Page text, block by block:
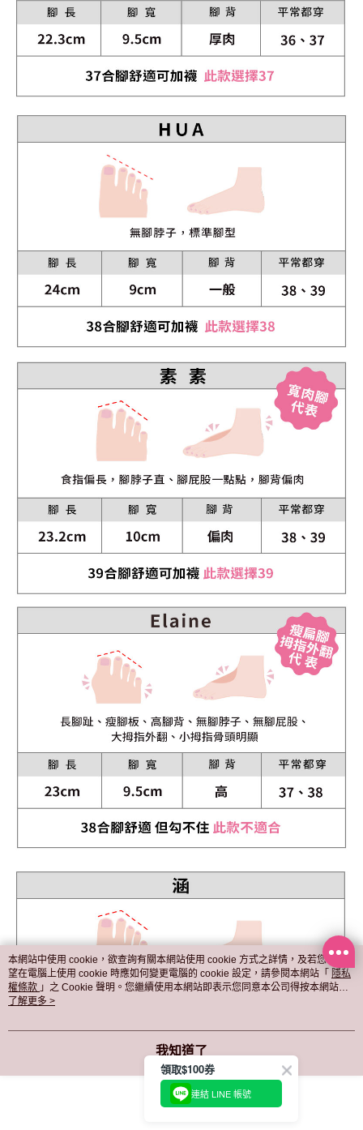
本網站中使用 cookie，欲查詢有關本網站使用 cookie 方式之詳情，及若您不希
望在電腦上使用 cookie 時應如何變更電腦的 cookie 設定，請參閱本網站「 隱私
權條款 」之 Cookie 聲明。您繼續使用本網站即表示您同意本公司得按本網站使
用條款之 Cookie 聲明使用 cookie。
了解更多 >
我知道了
領取$100券
連結 LINE 帳號